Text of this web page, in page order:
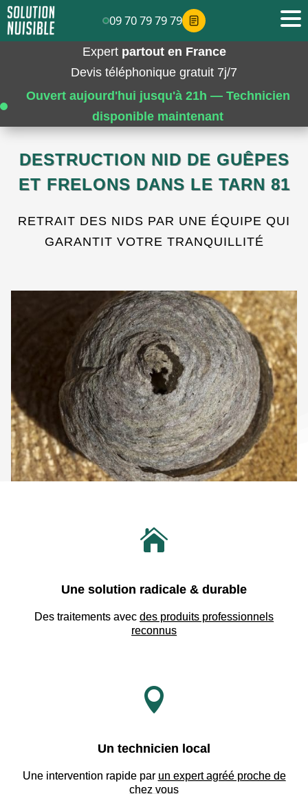
Expert partout en France
Devis téléphonique gratuit 7j/7
Ouvert aujourd'hui jusqu'à 21h — Technicien
disponible maintenant
DESTRUCTION NID DE GUÊPES
ET FRELONS DANS LE TARN 81
RETRAIT DES NIDS PAR UNE ÉQUIPE QUI
GARANTIT VOTRE TRANQUILLITÉ

Une solution radicale & durable
Des traitements avec des produits professionnels
reconnus

Un technicien local
Une intervention rapide par un expert agréé proche de
chez vous
09 70 79 79 79